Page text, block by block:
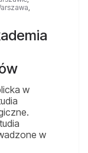
,
w
w